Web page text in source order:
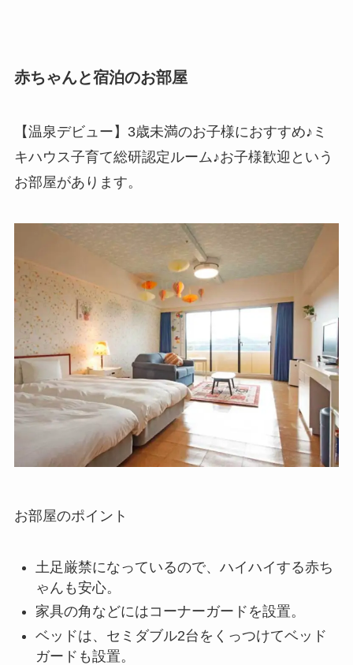
赤ちゃんと宿泊のお部屋
【温泉デビュー】3歳未満のお子様におすすめ♪ミ
キハウス子育て総研認定ルーム♪お子様歓迎という
お部屋があります。
お部屋のポイント
土足厳禁になっているので、ハイハイする赤ち
ゃんも安心。
家具の角などにはコーナーガードを設置。
ベッドは、セミダブル2台をくっつけてベッド
ガードも設置。